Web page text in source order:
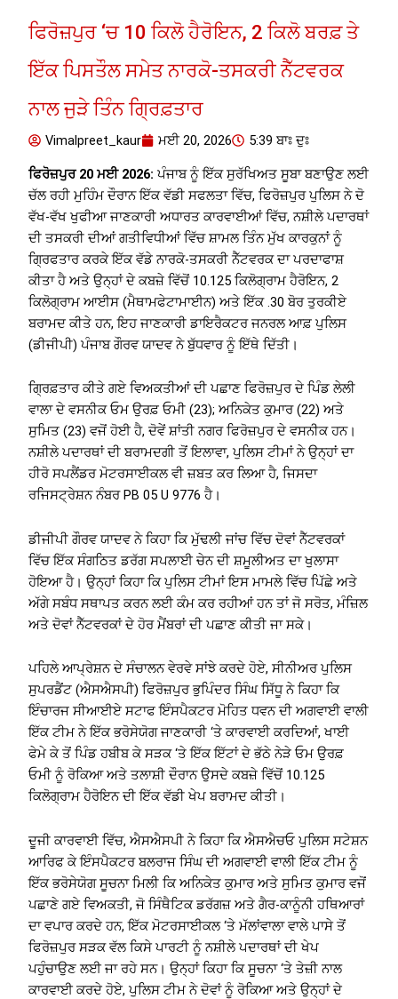
ਫਿਰੋਜ਼ਪੁਰ ‘ਚ 10 ਕਿਲੋ ਹੈਰੋਇਨ, 2 ਕਿਲੋ ਬਰਫ਼ ਤੇ
ਇੱਕ ਪਿਸਤੌਲ ਸਮੇਤ ਨਾਰਕੋ-ਤਸਕਰੀ ਨੈੱਟਵਰਕ
ਨਾਲ ਜੁੜੇ ਤਿੰਨ ਗ੍ਰਿਫ਼ਤਾਰ
Vimalpreet_kaur ਮਈ 20, 2026 5:39 ਬਾਃ ਦੁਃ
ਫਿਰੋਜ਼ਪੁਰ 20 ਮਈ 2026: ਪੰਜਾਬ ਨੂੰ ਇੱਕ ਸੁਰੱਖਿਅਤ ਸੂਬਾ ਬਣਾਉਣ ਲਈ
ਚੱਲ ਰਹੀ ਮੁਹਿੰਮ ਦੌਰਾਨ ਇੱਕ ਵੱਡੀ ਸਫਲਤਾ ਵਿੱਚ, ਫਿਰੋਜ਼ਪੁਰ ਪੁਲਿਸ ਨੇ ਦੋ
ਵੱਖ-ਵੱਖ ਖੁਫੀਆ ਜਾਣਕਾਰੀ ਅਧਾਰਤ ਕਾਰਵਾਈਆਂ ਵਿੱਚ, ਨਸ਼ੀਲੇ ਪਦਾਰਥਾਂ
ਦੀ ਤਸਕਰੀ ਦੀਆਂ ਗਤੀਵਿਧੀਆਂ ਵਿੱਚ ਸ਼ਾਮਲ ਤਿੰਨ ਮੁੱਖ ਕਾਰਕੁਨਾਂ ਨੂੰ
ਗ੍ਰਿਫਤਾਰ ਕਰਕੇ ਇੱਕ ਵੱਡੇ ਨਾਰਕੋ-ਤਸਕਰੀ ਨੈੱਟਵਰਕ ਦਾ ਪਰਦਾਫਾਸ਼
ਕੀਤਾ ਹੈ ਅਤੇ ਉਨ੍ਹਾਂ ਦੇ ਕਬਜ਼ੇ ਵਿੱਚੋਂ 10.125 ਕਿਲੋਗ੍ਰਾਮ ਹੈਰੋਇਨ, 2
ਕਿਲੋਗ੍ਰਾਮ ਆਈਸ (ਮੈਥਾਮਫੇਟਾਮਾਈਨ) ਅਤੇ ਇੱਕ .30 ਬੋਰ ਤੁਰਕੀਏ
ਬਰਾਮਦ ਕੀਤੇ ਹਨ, ਇਹ ਜਾਣਕਾਰੀ ਡਾਇਰੈਕਟਰ ਜਨਰਲ ਆਫ਼ ਪੁਲਿਸ
(ਡੀਜੀਪੀ) ਪੰਜਾਬ ਗੌਰਵ ਯਾਦਵ ਨੇ ਬੁੱਧਵਾਰ ਨੂੰ ਇੱਥੇ ਦਿੱਤੀ।
ਗ੍ਰਿਫ਼ਤਾਰ ਕੀਤੇ ਗਏ ਵਿਅਕਤੀਆਂ ਦੀ ਪਛਾਣ ਫਿਰੋਜ਼ਪੁਰ ਦੇ ਪਿੰਡ ਲੇਲੀ
ਵਾਲਾ ਦੇ ਵਸਨੀਕ ਓਮ ਉਰਫ਼ ਓਮੀ (23); ਅਨਿਕੇਤ ਕੁਮਾਰ (22) ਅਤੇ
ਸੁਮਿਤ (23) ਵਜੋਂ ਹੋਈ ਹੈ, ਦੋਵੇਂ ਸ਼ਾਂਤੀ ਨਗਰ ਫਿਰੋਜ਼ਪੁਰ ਦੇ ਵਸਨੀਕ ਹਨ।
ਨਸ਼ੀਲੇ ਪਦਾਰਥਾਂ ਦੀ ਬਰਾਮਦਗੀ ਤੋਂ ਇਲਾਵਾ, ਪੁਲਿਸ ਟੀਮਾਂ ਨੇ ਉਨ੍ਹਾਂ ਦਾ
ਹੀਰੋ ਸਪਲੈਂਡਰ ਮੋਟਰਸਾਈਕਲ ਵੀ ਜ਼ਬਤ ਕਰ ਲਿਆ ਹੈ, ਜਿਸਦਾ
ਰਜਿਸਟ੍ਰੇਸ਼ਨ ਨੰਬਰ PB 05 U 9776 ਹੈ।
ਡੀਜੀਪੀ ਗੌਰਵ ਯਾਦਵ ਨੇ ਕਿਹਾ ਕਿ ਮੁੱਢਲੀ ਜਾਂਚ ਵਿੱਚ ਦੋਵਾਂ ਨੈੱਟਵਰਕਾਂ
ਵਿੱਚ ਇੱਕ ਸੰਗਠਿਤ ਡਰੱਗ ਸਪਲਾਈ ਚੇਨ ਦੀ ਸ਼ਮੂਲੀਅਤ ਦਾ ਖੁਲਾਸਾ
ਹੋਇਆ ਹੈ। ਉਨ੍ਹਾਂ ਕਿਹਾ ਕਿ ਪੁਲਿਸ ਟੀਮਾਂ ਇਸ ਮਾਮਲੇ ਵਿੱਚ ਪਿੱਛੇ ਅਤੇ
ਅੱਗੇ ਸਬੰਧ ਸਥਾਪਤ ਕਰਨ ਲਈ ਕੰਮ ਕਰ ਰਹੀਆਂ ਹਨ ਤਾਂ ਜੋ ਸਰੋਤ, ਮੰਜ਼ਿਲ
ਅਤੇ ਦੋਵਾਂ ਨੈੱਟਵਰਕਾਂ ਦੇ ਹੋਰ ਮੈਂਬਰਾਂ ਦੀ ਪਛਾਣ ਕੀਤੀ ਜਾ ਸਕੇ।
ਪਹਿਲੇ ਆਪ੍ਰੇਸ਼ਨ ਦੇ ਸੰਚਾਲਨ ਵੇਰਵੇ ਸਾਂਝੇ ਕਰਦੇ ਹੋਏ, ਸੀਨੀਅਰ ਪੁਲਿਸ
ਸੁਪਰਡੈਂਟ (ਐਸਐਸਪੀ) ਫਿਰੋਜ਼ਪੁਰ ਭੁਪਿੰਦਰ ਸਿੰਘ ਸਿੱਧੂ ਨੇ ਕਿਹਾ ਕਿ
ਇੰਚਾਰਜ ਸੀਆਈਏ ਸਟਾਫ ਇੰਸਪੈਕਟਰ ਮੋਹਿਤ ਧਵਨ ਦੀ ਅਗਵਾਈ ਵਾਲੀ
ਇੱਕ ਟੀਮ ਨੇ ਇੱਕ ਭਰੋਸੇਯੋਗ ਜਾਣਕਾਰੀ ‘ਤੇ ਕਾਰਵਾਈ ਕਰਦਿਆਂ, ਖਾਈ
ਫੇਮੇ ਕੇ ਤੋਂ ਪਿੰਡ ਹਬੀਬ ਕੇ ਸੜਕ ‘ਤੇ ਇੱਕ ਇੱਟਾਂ ਦੇ ਭੱਠੇ ਨੇੜੇ ਓਮ ਉਰਫ਼
ਓਮੀ ਨੂੰ ਰੋਕਿਆ ਅਤੇ ਤਲਾਸ਼ੀ ਦੌਰਾਨ ਉਸਦੇ ਕਬਜ਼ੇ ਵਿੱਚੋਂ 10.125
ਕਿਲੋਗ੍ਰਾਮ ਹੈਰੋਇਨ ਦੀ ਇੱਕ ਵੱਡੀ ਖੇਪ ਬਰਾਮਦ ਕੀਤੀ।
ਦੂਜੀ ਕਾਰਵਾਈ ਵਿੱਚ, ਐਸਐਸਪੀ ਨੇ ਕਿਹਾ ਕਿ ਐਸਐਚਓ ਪੁਲਿਸ ਸਟੇਸ਼ਨ
ਆਰਿਫ ਕੇ ਇੰਸਪੈਕਟਰ ਬਲਰਾਜ ਸਿੰਘ ਦੀ ਅਗਵਾਈ ਵਾਲੀ ਇੱਕ ਟੀਮ ਨੂੰ
ਇੱਕ ਭਰੋਸੇਯੋਗ ਸੂਚਨਾ ਮਿਲੀ ਕਿ ਅਨਿਕੇਤ ਕੁਮਾਰ ਅਤੇ ਸੁਮਿਤ ਕੁਮਾਰ ਵਜੋਂ
ਪਛਾਣੇ ਗਏ ਵਿਅਕਤੀ, ਜੋ ਸਿੰਥੈਟਿਕ ਡਰੱਗਜ਼ ਅਤੇ ਗੈਰ-ਕਾਨੂੰਨੀ ਹਥਿਆਰਾਂ
ਦਾ ਵਪਾਰ ਕਰਦੇ ਹਨ, ਇੱਕ ਮੋਟਰਸਾਈਕਲ ‘ਤੇ ਮੱਲਾਂਵਾਲਾ ਵਾਲੇ ਪਾਸੇ ਤੋਂ
ਫਿਰੋਜ਼ਪੁਰ ਸੜਕ ਵੱਲ ਕਿਸੇ ਪਾਰਟੀ ਨੂੰ ਨਸ਼ੀਲੇ ਪਦਾਰਥਾਂ ਦੀ ਖੇਪ
ਪਹੁੰਚਾਉਣ ਲਈ ਜਾ ਰਹੇ ਸਨ। ਉਨ੍ਹਾਂ ਕਿਹਾ ਕਿ ਸੂਚਨਾ ‘ਤੇ ਤੇਜ਼ੀ ਨਾਲ
ਕਾਰਵਾਈ ਕਰਦੇ ਹੋਏ, ਪੁਲਿਸ ਟੀਮ ਨੇ ਦੋਵਾਂ ਨੂੰ ਰੋਕਿਆ ਅਤੇ ਉਨ੍ਹਾਂ ਦੇ